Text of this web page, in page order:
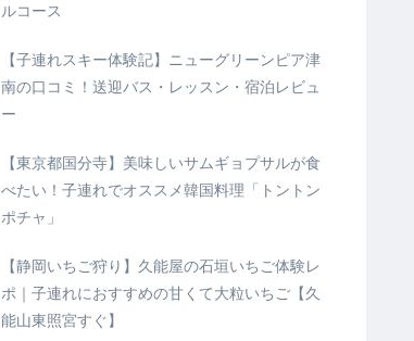
ルコース
【子連れスキー体験記】ニューグリーンピア津
南の口コミ！送迎バス・レッスン・宿泊レビュ
ー
【東京都国分寺】美味しいサムギョプサルが食
べたい！子連れでオススメ韓国料理「トントン
ポチャ」
【静岡いちご狩り】久能屋の石垣いちご体験レ
ポ｜子連れにおすすめの甘くて大粒いちご【久
能山東照宮すぐ】